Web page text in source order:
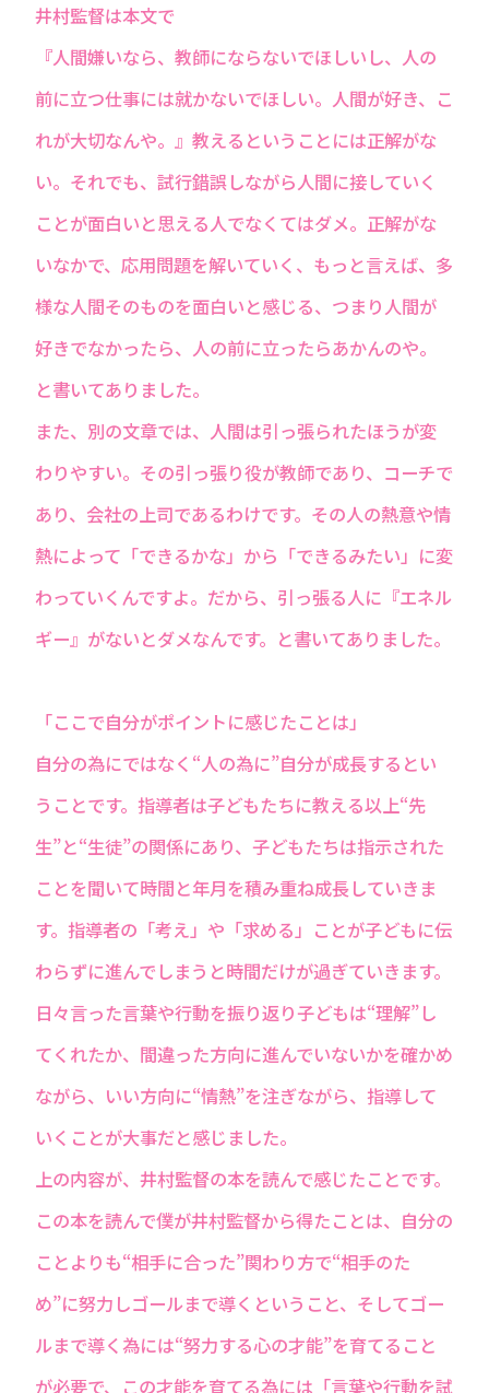
井村監督は本文で
『人間嫌いなら、教師にならないでほしいし、人の
前に立つ仕事には就かないでほしい。人間が好き、こ
れが大切なんや。』教えるということには正解がな
い。それでも、試行錯誤しながら人間に接していく
ことが面白いと思える人でなくてはダメ。正解がな
いなかで、応用問題を解いていく、もっと言えば、多
様な人間そのものを面白いと感じる、つまり人間が
好きでなかったら、人の前に立ったらあかんのや。
と書いてありました。
また、別の文章では、人間は引っ張られたほうが変
わりやすい。その引っ張り役が教師であり、コーチで
あり、会社の上司であるわけです。その人の熱意や情
熱によって「できるかな」から「できるみたい」に変
わっていくんですよ。だから、引っ張る人に『エネル
ギー』がないとダメなんです。と書いてありました。
「ここで自分がポイントに感じたことは」
自分の為にではなく“人の為に”自分が成長するとい
うことです。指導者は子どもたちに教える以上“先
生”と“生徒”の関係にあり、子どもたちは指示された
ことを聞いて時間と年月を積み重ね成長していきま
す。指導者の「考え」や「求める」ことが子どもに伝
わらずに進んでしまうと時間だけが過ぎていきます。
日々言った言葉や行動を振り返り子どもは“理解”し
てくれたか、間違った方向に進んでいないかを確かめ
ながら、いい方向に“情熱”を注ぎながら、指導して
いくことが大事だと感じました。
上の内容が、井村監督の本を読んで感じたことです。
この本を読んで僕が井村監督から得たことは、自分の
ことよりも“相手に合った”関わり方で“相手のた
め”に努力しゴールまで導くということ、そしてゴー
ルまで導く為には“努力する心の才能”を育てること
が必要で、この才能を育てる為には「言葉や行動を試